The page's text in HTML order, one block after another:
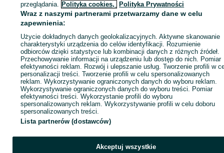
1002775388 Wyświetlenia:
Zadzwoń / SMS Wyślij wiadomość
przeglądania. Polityka cookies, Polityka Prywatności
Wraz z naszymi partnerami przetwarzamy dane w celu
zapewnienia:
Użycie dokładnych danych geolokalizacyjnych. Aktywne skanowanie
charakterystyki urządzenia do celów identyfikacji. Rozumienie
odbiorców dzięki statystyce lub kombinacji danych z różnych źródeł.
Przechowywanie informacji na urządzeniu lub dostęp do nich. Pomiar
efektywności reklam. Rozwój i ulepszanie usług. Tworzenie profili w
personalizacji treści. Tworzenie profili w celu spersonalizowanych
reklam. Wykorzystywanie ograniczonych danych do wyboru reklam.
Wykorzystywanie ograniczonych danych do wyboru treści. Pomiar
efektywności treści. Wykorzystanie profili do wyboru
spersonalizowanych reklam. Wykorzystywanie profili w celu doboru
spersonalizowanych treści.
Lista partnerów (dostawców)
Akceptuj wszystkie